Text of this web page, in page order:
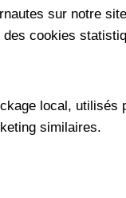
sur notre
des cookies
local,
similaires.